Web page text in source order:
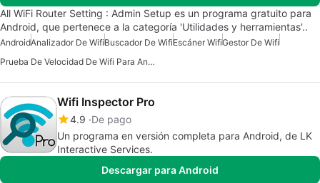
All WiFi Router Setting : Admin Setup es un programa gratuito para
Android, que pertenece a la categoría 'Utilidades y herramientas'..
AndroidAnalizador De WifiBuscador De WifiEscáner WifiGestor De Wifi
Prueba De Velocidad De Wifi Para Android
Wifi Inspector Pro
4.9 De pago
Un programa en versión completa para Android, de LK
Interactive Services.
Descargar para Android